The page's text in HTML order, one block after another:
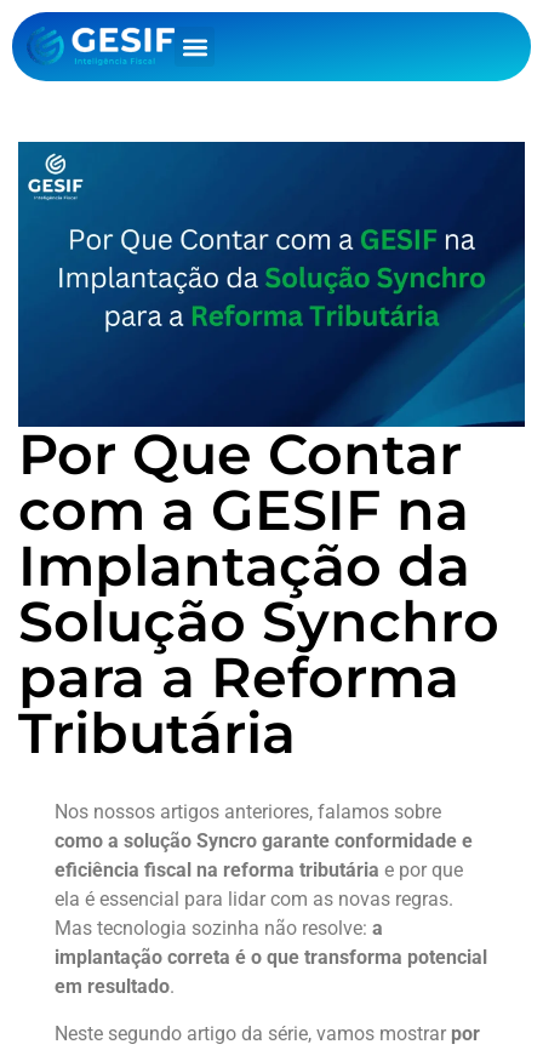
Por Que Contar
com a GESIF na
Implantação da
Solução Synchro
para a Reforma
Tributária
Nos nossos artigos anteriores, falamos sobre
como a solução Syncro garante conformidade e
eficiência fiscal na reforma tributária e por que
ela é essencial para lidar com as novas regras.
Mas tecnologia sozinha não resolve: a
implantação correta é o que transforma potencial
em resultado.
Neste segundo artigo da série, vamos mostrar por